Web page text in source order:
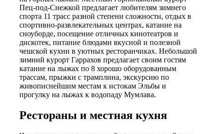
Пец-под-Снежкой предлагает любителям зимнего
спорта 11 трасс разной степени сложности, отдых в
спортивно-развлекательных центрах, катание на
сноуборде, посещение отличных кинотеатров и
дискотек, питание блюдами вкусной и полезной
чешской кухни в уютных ресторанчиках. Небольшой
зимний курорт Гаррахов предлагает своим гостям
катание на лыжах по 8 хорошо оборудованным
трассам, прыжки с трамплина, экскурсию по
живописнейшим местам к истокам Эльбы и
прогулку на лыжах к водопаду Мумлава.
Рестораны и местная кухня